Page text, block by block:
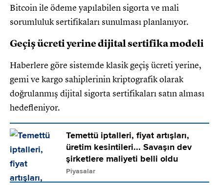
Bitcoin ile ödeme yapılabilen sigorta ve mali
sorumluluk sertifikaları sunulması planlanıyor.
Geçiş ücreti yerine dijital sertifika modeli
Haberlere göre sistemde klasik geçiş ücreti yerine,
gemi ve kargo sahiplerinin kriptografik olarak
doğrulanmış dijital sigorta sertifikaları satın alması
hedefleniyor.
Temettü iptalleri, fiyat artışları,
üretim kesintileri... Savaşın dev
şirketlere maliyeti belli oldu
Piyasalar